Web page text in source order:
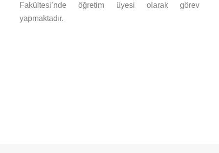
Fakültesi’nde öğretim üyesi olarak görev
yapmaktadır.